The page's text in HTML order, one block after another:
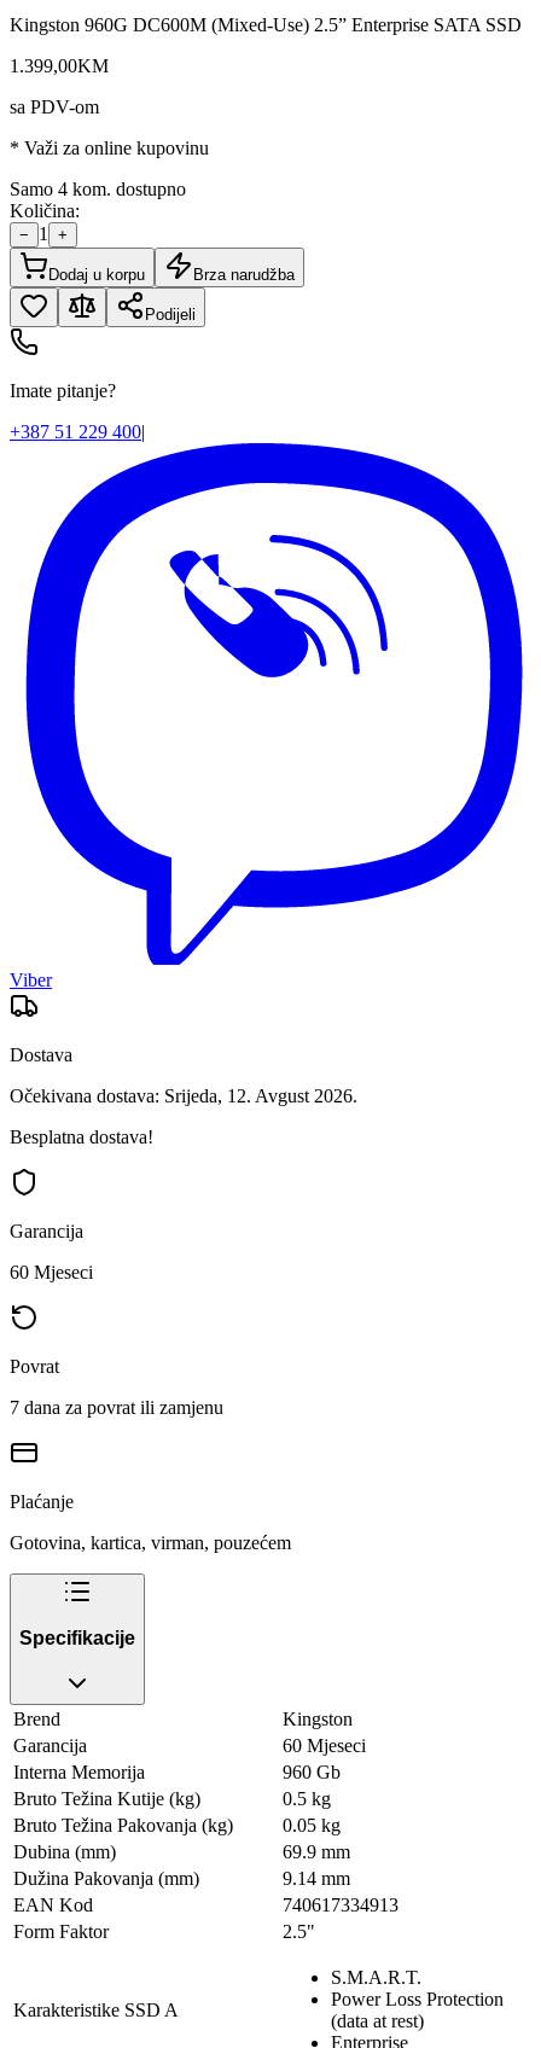
Kingston 960G DC600M (Mixed-Use) 2.5” Enterprise SATA SSD
1.399,00KM
sa PDV-om
* Važi za online kupovinu
Samo 4 kom. dostupno
Količina:
− 1 +
Dodaj u korpu Brza narudžba
Podijeli
Imate pitanje?
+387 51 229 400|
Viber
Dostava
Očekivana dostava: Srijeda, 12. Avgust 2026.
Besplatna dostava!
Garancija
60 Mjeseci
Povrat
7 dana za povrat ili zamjenu
Plaćanje
Gotovina, kartica, virman, pouzećem
Specifikacije
Brend
Kingston
Garancija
60 Mjeseci
Interna Memorija
960 Gb
Bruto Težina Kutije (kg)
0.5 kg
Bruto Težina Pakovanja (kg)
0.05 kg
Dubina (mm)
69.9 mm
Dužina Pakovanja (mm)
9.14 mm
EAN Kod
740617334913
Form Faktor
2.5"
Karakteristike SSD A
S.M.A.R.T.
Power Loss Protection
(data at rest)
Enterprise